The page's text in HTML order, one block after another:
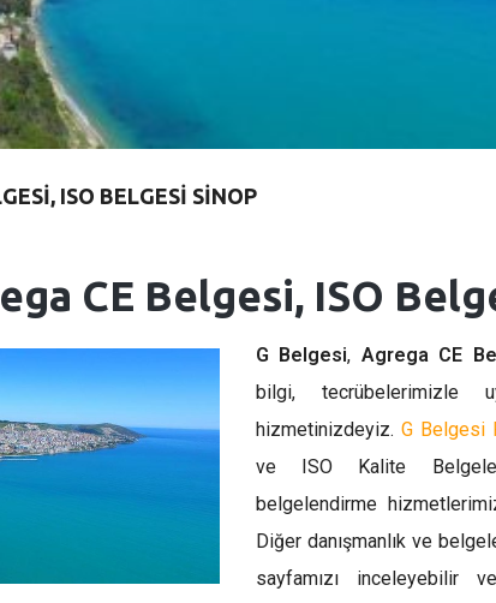
ISO BELGESI SINOP
CE Belgesi, ISO
G Belgesi, Agrega CE
bilgi, tecrübelerimizle
hizmetinizdeyiz. G Belgesi
ve ISO Kalite
belgelendirme
Diğer danışmanlık ve
sayfamızı inceleyebilir